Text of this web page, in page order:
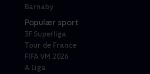
Barnaby
Populær sport
3F Superliga
Tour de France
FIFA VM 2026
A Liga